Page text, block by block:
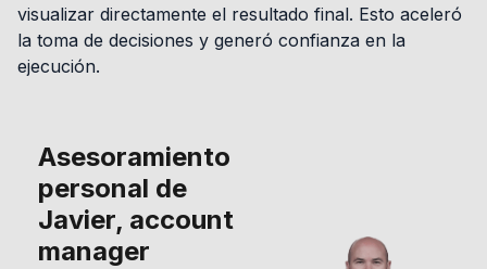
visualizar directamente el resultado final. Esto aceleró
la toma de decisiones y generó confianza en la
ejecución.
Asesoramiento
personal de
Javier, account
manager